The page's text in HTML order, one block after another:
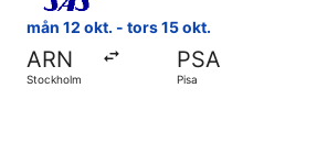
mån 12 okt. - tors 15 okt.
ARN
Stockholm
PSA
Pisa